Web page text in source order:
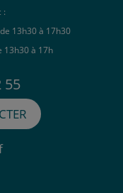
:
13h30 à 17h30
13h30 à 17h
55